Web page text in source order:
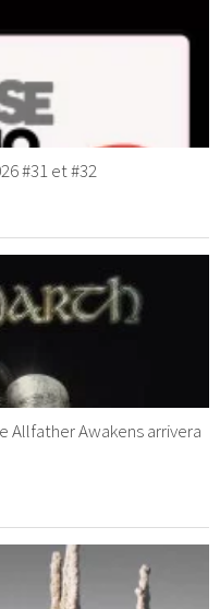
#31 et #32
Allfather Awakens arrivera